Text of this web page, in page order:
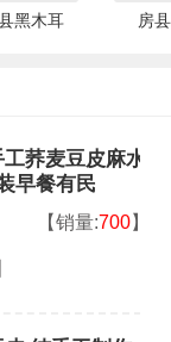
黑木耳 房
荞麦豆皮麻水
早餐有民
【销量:700】